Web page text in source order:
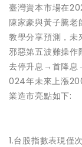
臺灣資本市場在
陳家豪與黃子騰老
教學分享預測，
邪惡第五波難操作
去停升息→首降息
024年未來上漲
業造市亮點如下:
1.台股指數表現僅